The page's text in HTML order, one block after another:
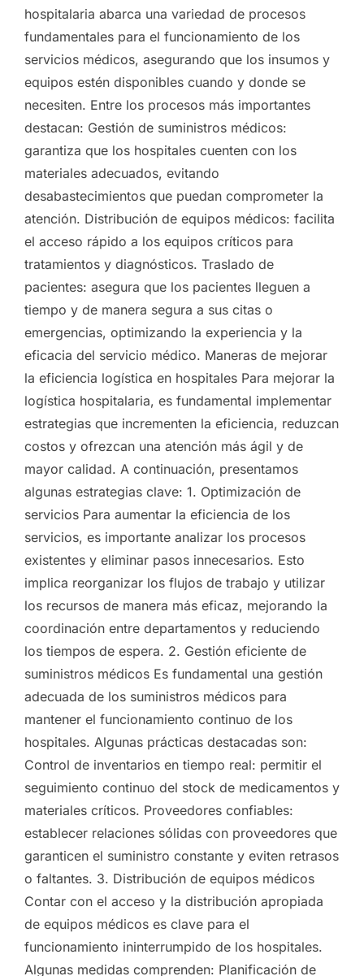
hospitalaria abarca una variedad de procesos
fundamentales para el funcionamiento de los
servicios médicos, asegurando que los insumos y
equipos estén disponibles cuando y donde se
necesiten. Entre los procesos más importantes
destacan: Gestión de suministros médicos:
garantiza que los hospitales cuenten con los
materiales adecuados, evitando
desabastecimientos que puedan comprometer la
atención. Distribución de equipos médicos: facilita
el acceso rápido a los equipos críticos para
tratamientos y diagnósticos. Traslado de
pacientes: asegura que los pacientes lleguen a
tiempo y de manera segura a sus citas o
emergencias, optimizando la experiencia y la
eficacia del servicio médico. Maneras de mejorar
la eficiencia logística en hospitales Para mejorar la
logística hospitalaria, es fundamental implementar
estrategias que incrementen la eficiencia, reduzcan
costos y ofrezcan una atención más ágil y de
mayor calidad. A continuación, presentamos
algunas estrategias clave: 1. Optimización de
servicios Para aumentar la eficiencia de los
servicios, es importante analizar los procesos
existentes y eliminar pasos innecesarios. Esto
implica reorganizar los flujos de trabajo y utilizar
los recursos de manera más eficaz, mejorando la
coordinación entre departamentos y reduciendo
los tiempos de espera. 2. Gestión eficiente de
suministros médicos Es fundamental una gestión
adecuada de los suministros médicos para
mantener el funcionamiento continuo de los
hospitales. Algunas prácticas destacadas son:
Control de inventarios en tiempo real: permitir el
seguimiento continuo del stock de medicamentos y
materiales críticos. Proveedores confiables:
establecer relaciones sólidas con proveedores que
garanticen el suministro constante y eviten retrasos
o faltantes. 3. Distribución de equipos médicos
Contar con el acceso y la distribución apropiada
de equipos médicos es clave para el
funcionamiento ininterrumpido de los hospitales.
Algunas medidas comprenden: Planificación de